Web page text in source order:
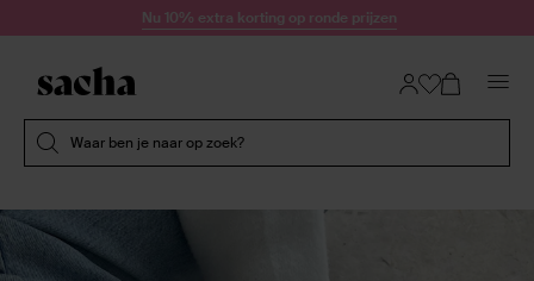
Doorgaan naar artikelNu 10% extra korting op ronde prijzen
Waar ben je naar op zoek?